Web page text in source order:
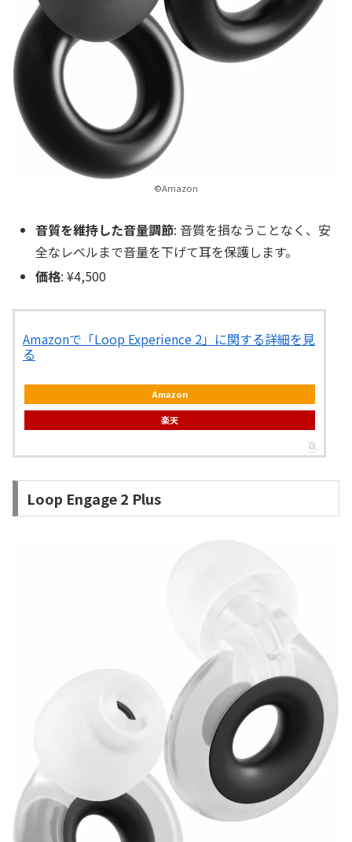
©Amazon
音質を維持した音量調節: 音質を損なうことなく、安
全なレベルまで音量を下げて耳を保護します。
価格: ¥4,500
Amazonで「Loop Experience 2」に関する詳細を見
る
Amazon
楽天
Loop Engage 2 Plus